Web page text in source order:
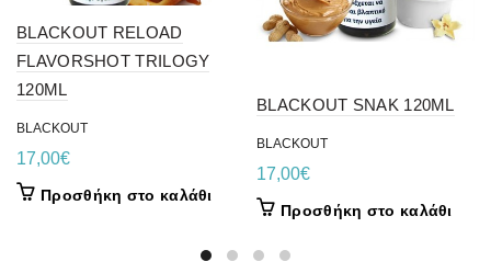
BLACKOUT RELOAD
FLAVORSHOT TRILOGY
120ML
BLACKOUT
17,00€
Προσθήκη στο καλάθι
BLACKOUT SNAK 120ML
BLACKOUT
17,00€
Προσθήκη στο καλάθι